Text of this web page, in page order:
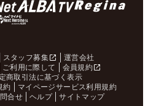
スタッフ募集
運営会社
ご利用に際して
会員規約
商取引法に基づく表示
約
マイページサービス利用規約
合せ ヘルプ サイトマップ